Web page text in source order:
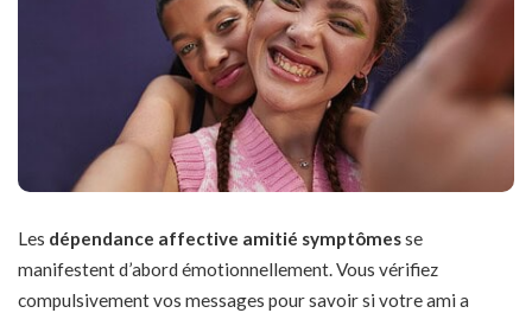
Les dépendance affective amitié symptômesse
manifestent d’abord émotionnellement. Vous vérifiez
compulsivement vos messages pour savoir si votre ami a